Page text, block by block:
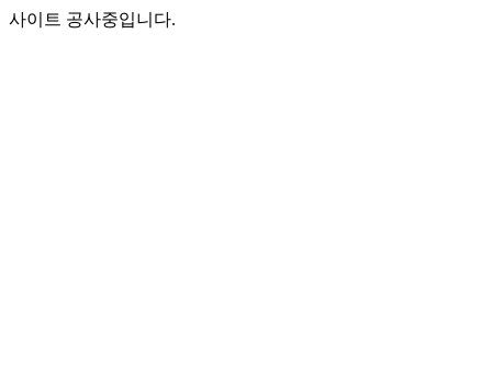
사이트 공사중입니다.